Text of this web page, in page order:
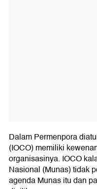
Dalam Permenpora
(IOCO) memiliki
organisasinya. IOCO
Nasional (Munas) tidak
agenda Munas itu dan